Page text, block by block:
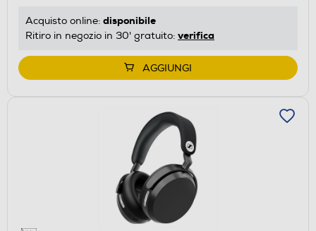
Acquisto online: disponibile
Ritiro in negozio in 30' gratuito: verifica
AGGIUNGI